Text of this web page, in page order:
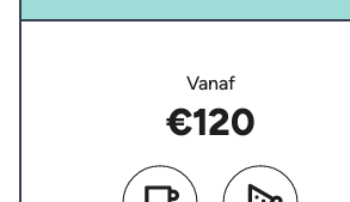
Vanaf
€120